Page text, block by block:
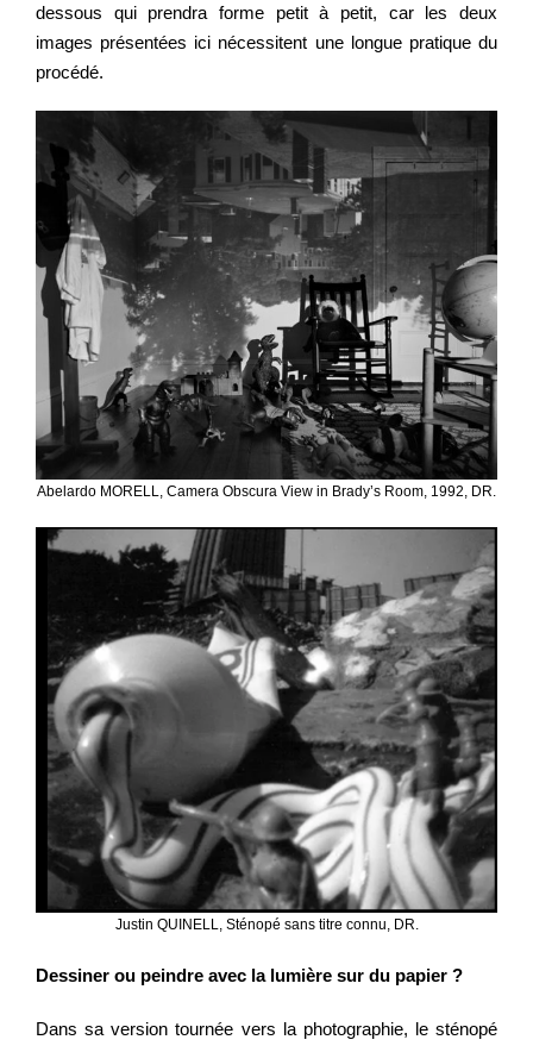
dessous qui prendra forme petit à petit, car les deux
images présentées ici nécessitent une longue pratique du
procédé.
Abelardo MORELL, Camera Obscura View in Brady’s Room, 1992, DR.
Justin QUINELL, Sténopé sans titre connu, DR.
Dessiner ou peindre avec la lumière sur du papier ?
Dans sa version tournée vers la photographie, le sténopé